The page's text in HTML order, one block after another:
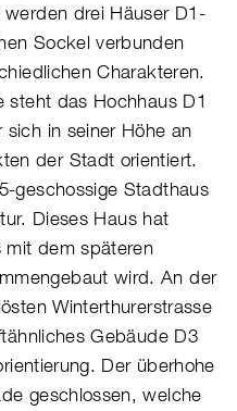
drei Häuser D1-
Sockel verbunden
Charakteren.
steht das Hochhaus D1
in seiner Höhe an
der Stadt orientiert.
geschossige Stadthaus
Dieses Haus hat
mit dem späteren
wird. An der
Winterthurerstrasse
Gebäude D3
Der überhohe
geschlossen, welche